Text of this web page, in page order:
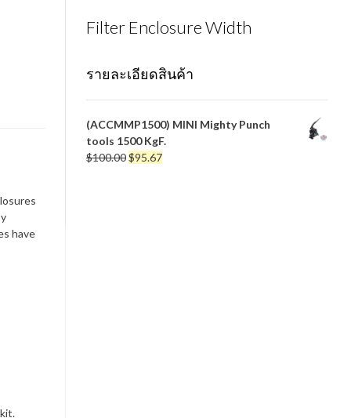
have
Filter Enclosure Width
รายละเอียดสินค้า
(ACCMMP1500) MINI Mighty Punch
tools 1500 KgF.
$100.00Original
$95.67Current